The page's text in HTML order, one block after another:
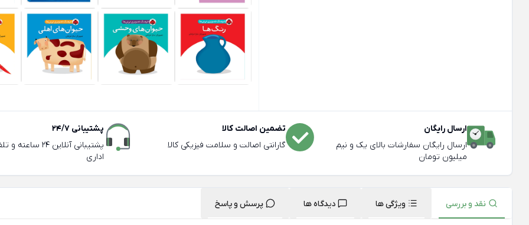
ارسال رایگان
ارسال رایگان سفارشات بالای یک و نیم
میلیون تومان
تضمین اصالت کالا
گارانتی اصالت و سلامت فیزیکی کالا
پشتیبانی 24/7
پشتیبانی آنلاین
اداری
نقد و بررسی ویژگی ها دیدگاه ها پرسش و پاسخ